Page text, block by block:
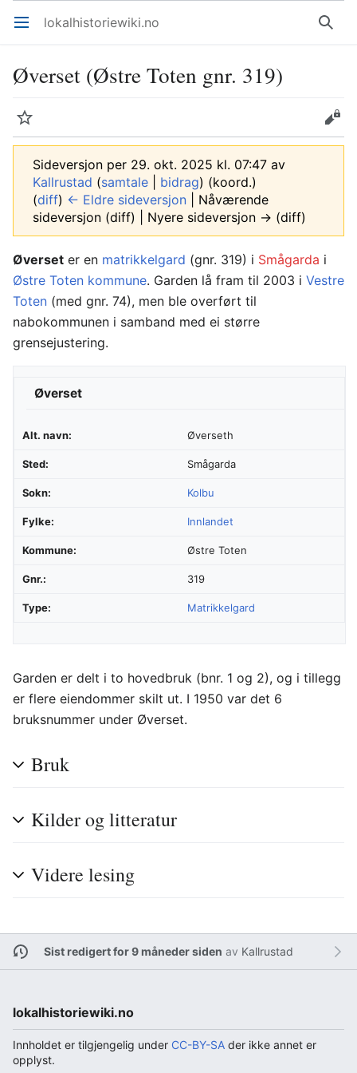
Åpne hovedmenyen lokalhistoriewiki.no Søk
Øverset (Østre Toten gnr. 319)
Overvåk Rediger
Sideversjon per 29. okt. 2025 kl. 07:47 av
Kallrustad (samtale bidrag) (koord.)
(diff) ← Eldre sideversjon | Nåværende
sideversjon (diff) | Nyere sideversjon → (diff)
Øverset er en matrikkelgard (gnr. 319) i Smågarda i
Østre Toten kommune. Garden lå fram til 2003 i Vestre
Toten (med gnr. 74), men ble overført til
nabokommunen i samband med ei større
grensejustering.
Øverset
Alt. navn: Øverseth
Sted: Smågarda
Sokn: Kolbu
Fylke: Innlandet
Kommune: Østre Toten
Gnr.: 319
Type: Matrikkelgard
Garden er delt i to hovedbruk (bnr. 1 og 2), og i tillegg
er flere eiendommer skilt ut. I 1950 var det 6
bruksnummer under Øverset.
Bruk
Kilder og litteratur
Videre lesing
Sist redigert for 9 måneder siden av Kallrustad
lokalhistoriewiki.no
Innholdet er tilgjengelig under CC-BY-SA der ikke annet er
opplyst.